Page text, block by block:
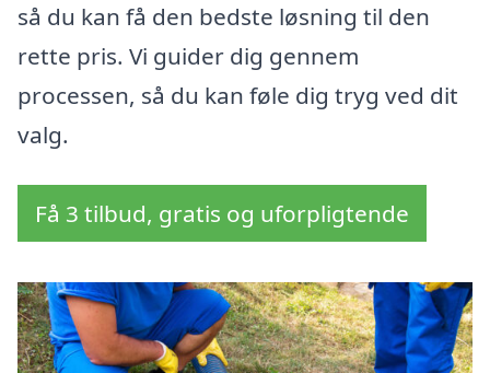
så du kan få den bedste løsning til den
rette pris. Vi guider dig gennem
processen, så du kan føle dig tryg ved dit
valg.
Få 3 tilbud, gratis og uforpligtende